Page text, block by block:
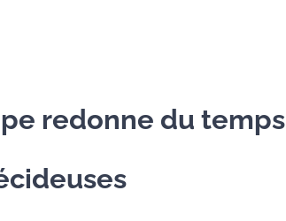
redonne du temps